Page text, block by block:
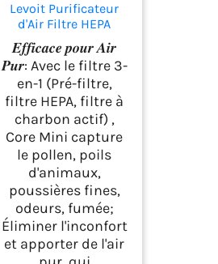
Levoit Purificateur
d'Air Filtre HEPA
99,97% 7W Chambre
Silencieux Blanc
𝑬𝒇𝒇𝒊𝒄𝒂𝒄𝒆 𝒑𝒐𝒖𝒓 𝑨𝒊𝒓
𝑷𝒖𝒓: Avec le filtre 3-
en-1 (Pré-filtre,
filtre HEPA, filtre à
charbon actif) ,
Core Mini capture
le pollen, poils
d'animaux,
poussières fines,
odeurs, fumée;
Éliminer l'inconfort
et apporter de l'air